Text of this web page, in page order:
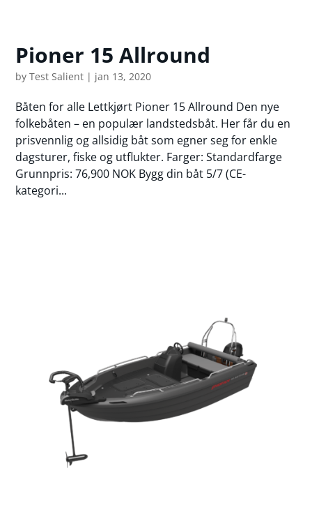
Pioner 15 Allround
byTest Salient | jan 13, 2020
Båten for alle Lettkjørt Pioner 15 Allround Den nye
folkebåten – en populær landstedsbåt. Her får du en
prisvennlig og allsidig båt som egner seg for enkle
dagsturer, fiske og utflukter. Farger: Standardfarge
Grunnpris: 76,900 NOK Bygg din båt 5/7 (CE-
kategori...